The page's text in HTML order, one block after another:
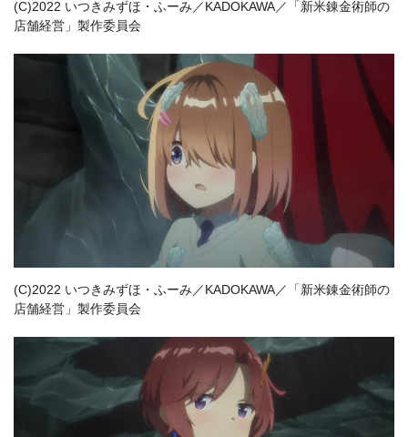
(C)2022 いつきみずほ・ふーみ／KADOKAWA／「新米錬金術師の
店舗経営」製作委員会
(C)2022 いつきみずほ・ふーみ／KADOKAWA／「新米錬金術師の
店舗経営」製作委員会